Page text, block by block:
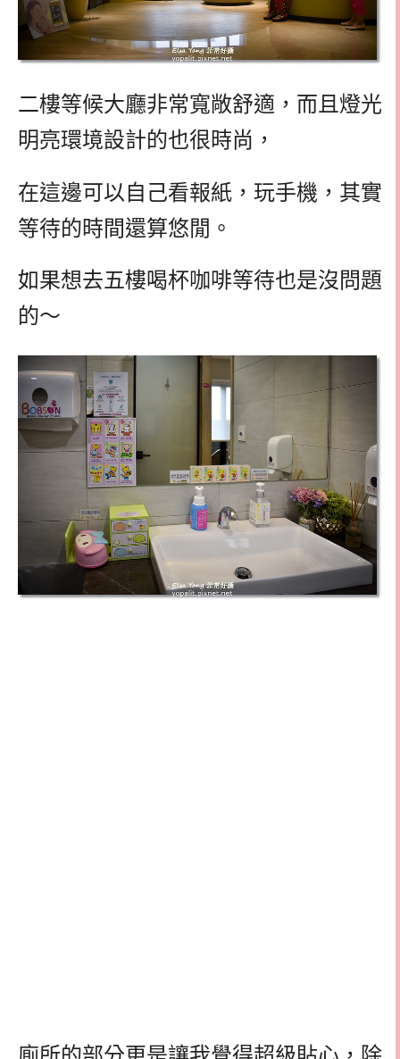
二樓等候大廳非常寬敞舒適，而且燈光
明亮環境設計的也很時尚，
在這邊可以自己看報紙，玩手機，其實
等待的時間還算悠閒。
如果想去五樓喝杯咖啡等待也是沒問題
的～